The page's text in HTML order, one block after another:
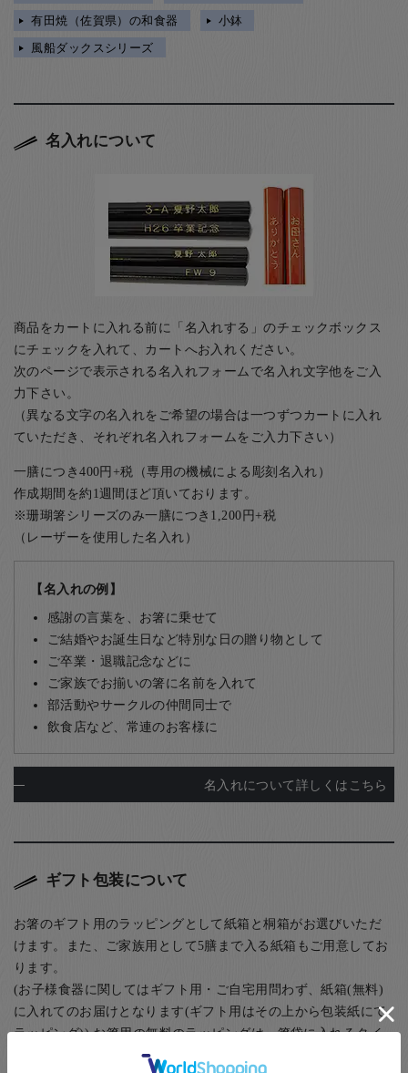
有田焼（佐賀県）の和食器
小鉢
風船ダックスシリーズ
名入れについて
商品をカートに入れる前に「名入れする」のチェックボックス
にチェックを入れて、カートへお入れください。
次のページで表示される名入れフォームで名入れ文字他をご入
力下さい。
（異なる文字の名入れをご希望の場合は一つずつカートに入れ
ていただき、それぞれ名入れフォームをご入力下さい）
一膳につき400円+税（専用の機械による彫刻名入れ）
作成期間を約1週間ほど頂いております。
※珊瑚箸シリーズのみ一膳につき1,200円+税
（レーザーを使用した名入れ）
【名入れの例】
感謝の言葉を、お箸に乗せて
ご結婚やお誕生日など特別な日の贈り物として
ご卒業・退職記念などに
ご家族でお揃いの箸に名前を入れて
部活動やサークルの仲間同士で
飲食店など、常連のお客様に
名入れについて詳しくはこちら
ギフト包装について
お箸のギフト用のラッピングとして紙箱と桐箱がお選びいただ
けます。また、ご家族用として5膳まで入る紙箱もご用意してお
ります。
(お子様食器に関してはギフト用・ご自宅用問わず、紙箱(無料)
に入れてのお届けとなります(ギフト用はその上から包装紙にて
ラッピング)) お箸用の無料のラッピングは、箸袋に入れるタイ
プのものになります。